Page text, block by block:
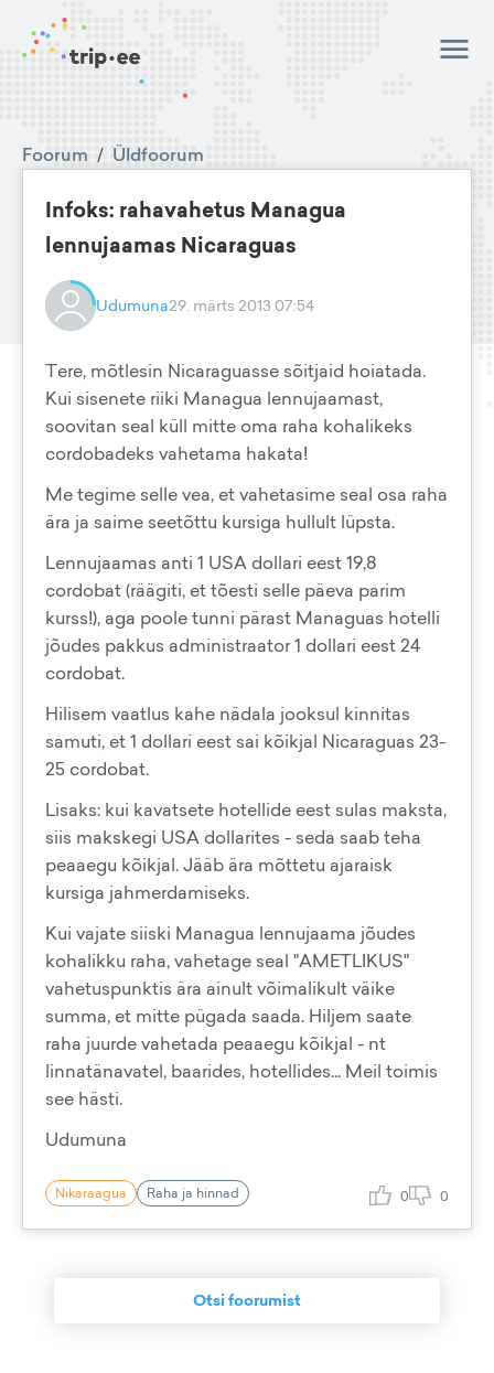
Foorum / Üldfoorum
Infoks: rahavahetus Managua
lennujaamas Nicaraguas
Udumuna29. märts 2013 07:54
Tere, mõtlesin Nicaraguasse sõitjaid hoiatada.
Kui sisenete riiki Managua lennujaamast,
soovitan seal küll mitte oma raha kohalikeks
cordobadeks vahetama hakata!
Me tegime selle vea, et vahetasime seal osa raha
ära ja saime seetõttu kursiga hullult lüpsta.
Lennujaamas anti 1 USA dollari eest 19,8
cordobat (räägiti, et tõesti selle päeva parim
kurss!), aga poole tunni pärast Managuas hotelli
jõudes pakkus administraator 1 dollari eest 24
cordobat.
Hilisem vaatlus kahe nädala jooksul kinnitas
samuti, et 1 dollari eest sai kõikjal Nicaraguas 23-
25 cordobat.
Lisaks: kui kavatsete hotellide eest sulas maksta,
siis makskegi USA dollarites - seda saab teha
peaaegu kõikjal. Jääb ära mõttetu ajaraisk
kursiga jahmerdamiseks.
Kui vajate siiski Managua lennujaama jõudes
kohalikku raha, vahetage seal "AMETLIKUS"
vahetuspunktis ära ainult võimalikult väike
summa, et mitte pügada saada. Hiljem saate
raha juurde vahetada peaaegu kõikjal - nt
linnatänavatel, baarides, hotellides... Meil toimis
see hästi.
Udumuna
Nikaraagua Raha ja hinnad 0 0
Otsi foorumist